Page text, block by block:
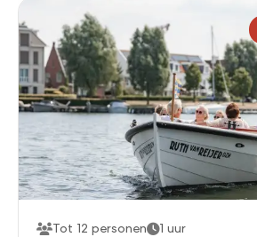
Tot 12 personen 1 uur